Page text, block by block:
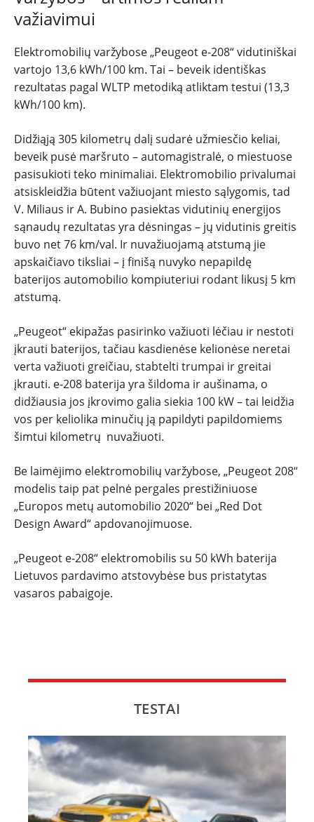
važiavimui
Elektromobilių varžybose „Peugeot e-208“ vidutiniškai
vartojo 13,6 kWh/100 km. Tai – beveik identiškas
rezultatas pagal WLTP metodiką atliktam testui (13,3
kWh/100 km).
Didžiąją 305 kilometrų dalį sudarė užmiesčio keliai,
beveik pusė maršruto – automagistralė, o miestuose
pasisukioti teko minimaliai. Elektromobilio privalumai
atsiskleidžia būtent važiuojant miesto sąlygomis, tad
V. Miliaus ir A. Bubino pasiektas vidutinių energijos
sąnaudų rezultatas yra dėsningas – jų vidutinis greitis
buvo net 76 km/val. Ir nuvažiuojamą atstumą jie
apskaičiavo tiksliai – į finišą nuvyko nepapildę
baterijos automobilio kompiuteriui rodant likusį 5 km
atstumą.
„Peugeot“ ekipažas pasirinko važiuoti lėčiau ir nestoti
įkrauti baterijos, tačiau kasdienėse kelionėse neretai
verta važiuoti greičiau, stabtelti trumpai ir greitai
įkrauti. e-208 baterija yra šildoma ir aušinama, o
didžiausia jos įkrovimo galia siekia 100 kW – tai leidžia
vos per keliolika minučių ją papildyti papildomiems
šimtui kilometrų nuvažiuoti.
Be laimėjimo elektromobilių varžybose, „Peugeot 208“
modelis taip pat pelnė pergales prestižiniuose
„Europos metų automobilio 2020“ bei „Red Dot
Design Award“ apdovanojimuose.
„Peugeot e-208“ elektromobilis su 50 kWh baterija
Lietuvos pardavimo atstovybėse bus pristatytas
vasaros pabaigoje.
TESTAI